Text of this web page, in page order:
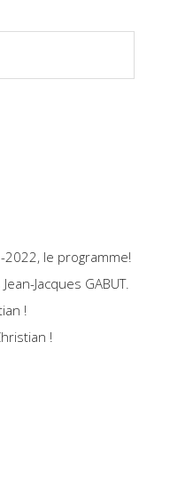
2022, le programme!
Jean-Jacques GABUT.
!
!